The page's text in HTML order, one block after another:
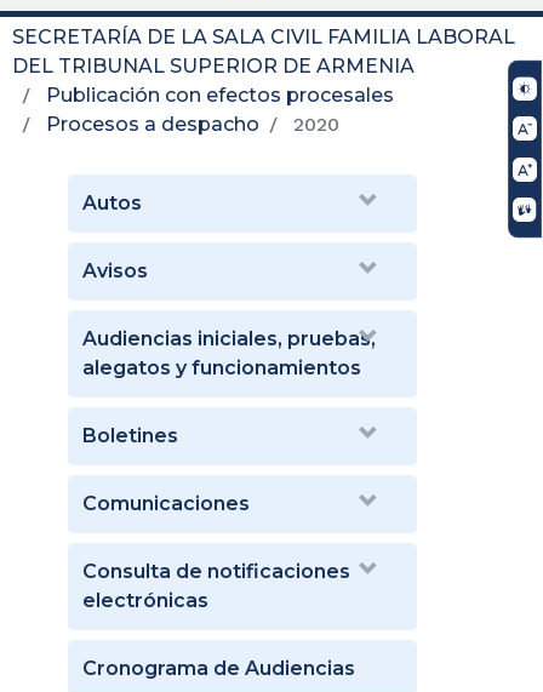
SECRETARÍA DE LA SALA CIVIL FAMILIA LABORAL
DEL TRIBUNAL SUPERIOR DE ARMENIA
Publicación con efectos procesales
Procesos a despacho
2020
Autos
Avisos
Audiencias iniciales, pruebas,
alegatos y funcionamientos
Boletines
Comunicaciones
Consulta de notificaciones
electrónicas
Cronograma de Audiencias